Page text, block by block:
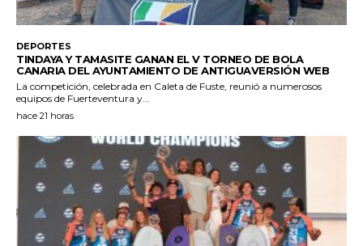
DEPORTES
TINDAYA Y TAMASITE GANAN EL V TORNEO DE BOLA
CANARIA DEL AYUNTAMIENTO DE ANTIGUAVERSIÓN WEB
La competición, celebrada en Caleta de Fuste, reunió a numerosos
equipos de Fuerteventura y...
hace 21 horas